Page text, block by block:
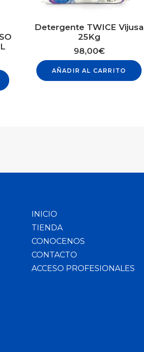
Detergente TWICE Vijusa
25Kg
98,00€
AÑADIR AL CARRITO
INICIO
TIENDA
CONOCENOS
CONTACTO
ACCESO PROFESIONALES